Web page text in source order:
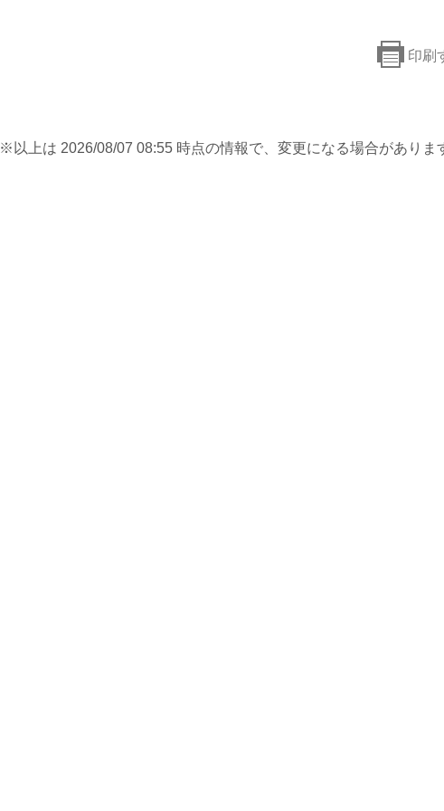
印刷
※以上は 2026/08/07 08:55 時点の情報で、変更になる場合がありま